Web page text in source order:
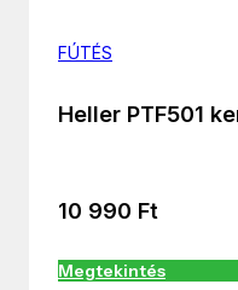
FÚTÉS
Heller PTF501
10 990 Ft
Megtekintés